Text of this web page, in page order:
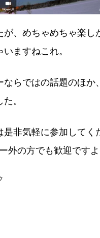
、めちゃめちゃ楽し
ますねこれ。
らではの話題のほか
。
非気軽に参加してく
外の方でも歓迎ですよ